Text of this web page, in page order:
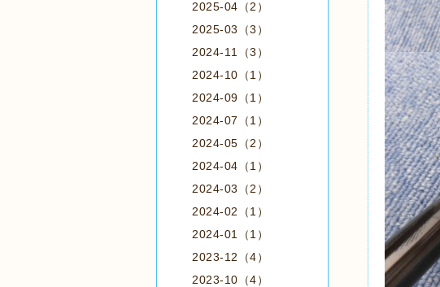
2025-04（2）
2025-03（3）
2024-11（3）
2024-10（1）
2024-09（1）
2024-07（1）
2024-05（2）
2024-04（1）
2024-03（2）
2024-02（1）
2024-01（1）
2023-12（4）
2023-10（4）